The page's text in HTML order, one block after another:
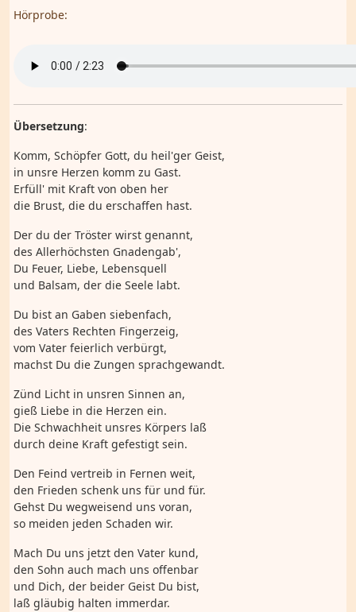
Hörprobe:
Übersetzung:
Komm, Schöpfer Gott, du heil'ger Geist,
in unsre Herzen komm zu Gast.
Erfüll' mit Kraft von oben her
die Brust, die du erschaffen hast.
Der du der Tröster wirst genannt,
des Allerhöchsten Gnadengab',
Du Feuer, Liebe, Lebensquell
und Balsam, der die Seele labt.
Du bist an Gaben siebenfach,
des Vaters Rechten Fingerzeig,
vom Vater feierlich verbürgt,
machst Du die Zungen sprachgewandt.
Zünd Licht in unsren Sinnen an,
gieß Liebe in die Herzen ein.
Die Schwachheit unsres Körpers laß
durch deine Kraft gefestigt sein.
Den Feind vertreib in Fernen weit,
den Frieden schenk uns für und für.
Gehst Du wegweisend uns voran,
so meiden jeden Schaden wir.
Mach Du uns jetzt den Vater kund,
den Sohn auch mach uns offenbar
und Dich, der beider Geist Du bist,
laß gläubig halten immerdar.